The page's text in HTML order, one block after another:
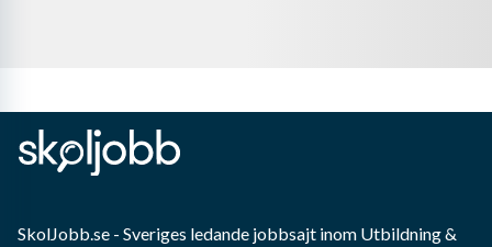
SkolJobb.se - Sveriges ledande jobbsajt inom Utbildning &